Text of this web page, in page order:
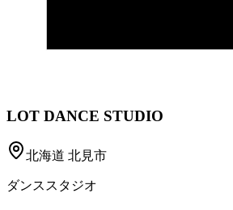
LOT DANCE STUDIO
北海道 北見市
ダンススタジオ